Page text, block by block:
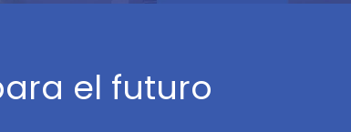
el futuro